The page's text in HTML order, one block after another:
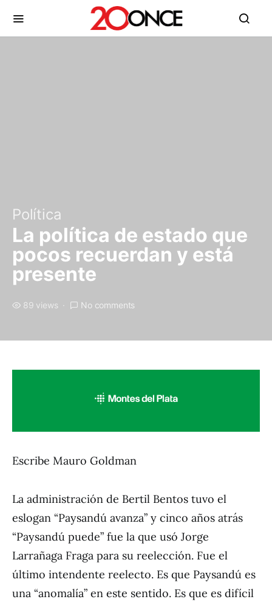
Política
La política de estado que
pocos recuerdan y está
presente
89 views No comments
Escribe Mauro Goldman
La administración de Bertil Bentos tuvo el
eslogan “Paysandú avanza” y cinco años atrás
“Paysandú puede” fue la que usó Jorge
Larrañaga Fraga para su reelección. Fue el
último intendente reelecto. Es que Paysandú es
una “anomalía” en este sentido. Es que es difícil